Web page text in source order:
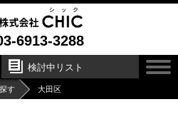
6913-3288
検討中リスト
す 大田区